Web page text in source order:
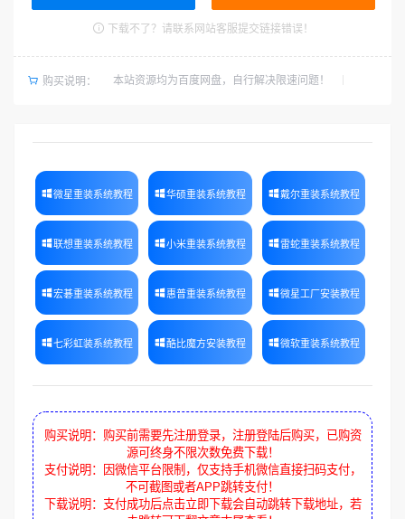
下载不了？请联系网站客服提交链接错误！
购买说明： 本站资源均为百度网盘，自行解决限速问题！
微星重装系统教程 华硕重装系统教程 戴尔重装系统教程
联想重装系统教程 小米重装系统教程 雷蛇重装系统教程
宏碁重装系统教程 惠普重装系统教程 微星工厂安装教程
七彩虹装系统教程 酷比魔方安装教程 微软重装系统教程
购买说明：购买前需要先注册登录，注册登陆后购买，已购资
源可终身不限次数免费下载！
支付说明：因微信平台限制，仅支持手机微信直接扫码支付，
不可截图或者APP跳转支付！
下载说明：支付成功后点击立即下载会自动跳转下载地址，若